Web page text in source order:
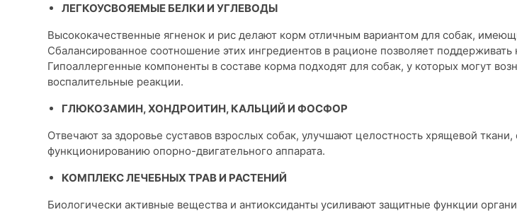
ЛЕГКОУСВОЯЕМЫЕ БЕЛКИ И УГЛЕВОДЫ
Высококачественные ягненок и рис делают корм отличным вариантом для собак,
Сбалансированное соотношение этих ингредиентов в рационе позволяет
Гипоаллергенные компоненты в составе корма подходят для собак, у которых могут
воспалительные реакции.
ГЛЮКОЗАМИН, ХОНДРОИТИН, КАЛЬЦИЙ И ФОСФОР
Отвечают за здоровье суставов взрослых собак, улучшают целостность хрящевой
функционированию опорно-двигательного аппарата.
КОМПЛЕКС ЛЕЧЕБНЫХ ТРАВ И РАСТЕНИЙ
Биологически активные вещества и антиоксиданты усиливают защитные функции